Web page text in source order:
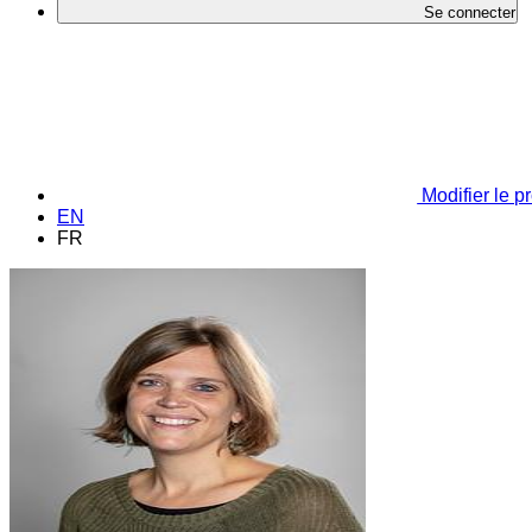
Se connecter
Modifier le
EN
FR